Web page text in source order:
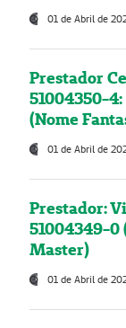
01 de Abril de
Prestador
51004350-
(Nome
01 de Abril de
Prestador:
51004349-0
Master)
01 de Abril de